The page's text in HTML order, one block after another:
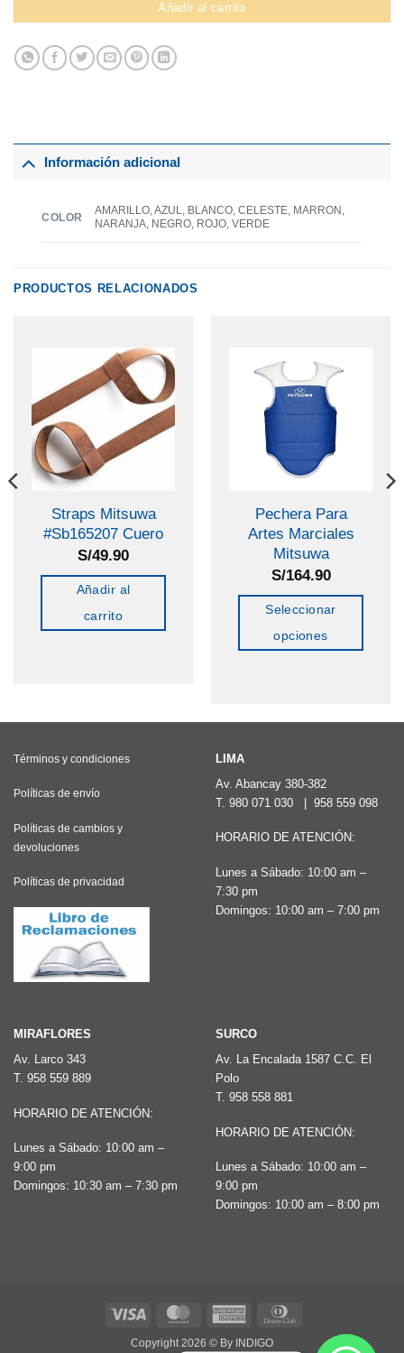
Añadir al carrito
Información adicional
COLOR
AMARILLO, AZUL, BLANCO, CELESTE, MARRON,
NARANJA, NEGRO, ROJO, VERDE
PRODUCTOS RELACIONADOS
Straps Mitsuwa
#Sb165207 Cuero
S/49.90
Añadir al
carrito
Pechera Para
Artes Marciales
Mitsuwa
S/164.90
Seleccionar
opciones
Las
opciones
se
elegir
en
Términos y condiciones
Políticas de envío
Políticas de cambios y
devoluciones
Políticas de privacidad
LIMA
Av. Abancay 380-382
T. 980 071 030 | 958 559 098
HORARIO DE ATENCIÓN:
Lunes a Sábado: 10:00 am –
7:30 pm
Domingos: 10:00 am – 7:00 pm
MIRAFLORES
Av. Larco 343
T. 958 559 889
HORARIO DE ATENCIÓN:
Lunes a Sábado: 10:00 am –
9:00 pm
Domingos: 10:30 am – 7:30 pm
SURCO
Av. La Encalada 1587 C.C. El
Polo
T. 958 558 881
HORARIO DE ATENCIÓN:
Lunes a Sábado: 10:00 am –
9:00 pm
Domingos: 10:00 am – 8:00 pm
Visa MasterCard American
Copyright 2026 © By INDIGO